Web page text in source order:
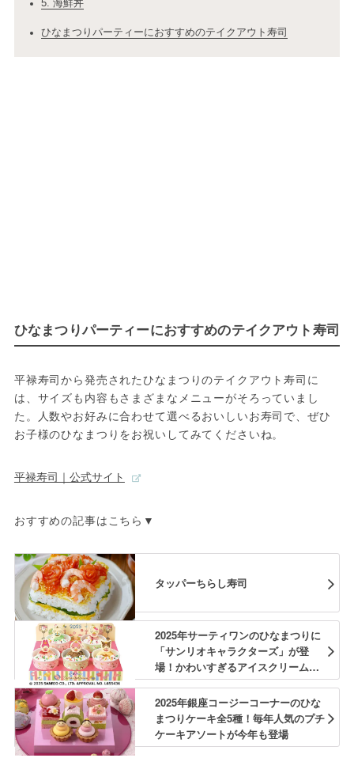
5. 海鮮丼
ひなまつりパーティーにおすすめのテイクアウト寿司
ひなまつりパーティーにおすすめのテイクアウト寿司
平禄寿司から発売されたひなまつりのテイクアウト寿司に
は、サイズも内容もさまざまなメニューがそろっていまし
た。人数やお好みに合わせて選べるおいしいお寿司で、ぜひ
お子様のひなまつりをお祝いしてみてくださいね。
平禄寿司｜公式サイト
おすすめの記事はこちら▼
タッパーちらし寿司
2025年サーティワンのひなまつりに
「サンリオキャラクターズ」が登
場！かわいすぎるアイスクリームの
ひなだんかざり
2025年銀座コージーコーナーのひな
まつりケーキ全5種！毎年人気のプチ
ケーキアソートが今年も登場